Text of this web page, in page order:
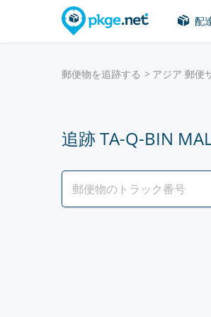
配
郵便物を追跡する アジア 郵便
追跡 TA-Q-BIN